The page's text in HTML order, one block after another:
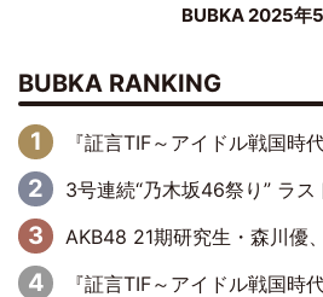
BUBKA 2025年
BUBKA RANKING
『証言TIF～アイドル戦国時代とはなんだったのか～』第6回：でんぱ組.inc・古川未鈴×相沢梨紗「『ハロプロやりたかった
3号連続“乃木坂46祭り” ラストを飾るのは賀喜遥香…5年ぶりの登場
AKB48 21期研究生・森川優、可
『証言TIF～アイドル戦国時代とはなんだったのか～』第11回：私立恵比寿中学・真山りか×安本彩花「TIFで10年ぶり